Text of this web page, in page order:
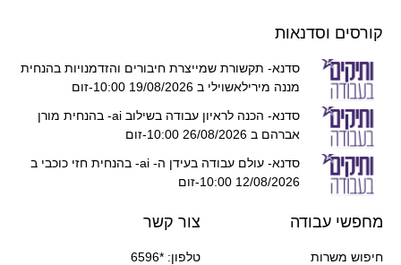
קורסים וסדנאות
סדנא- תקשורת שמייצרת חיבורים והזדמנויות בהנחית
מננה מירילאשוילי ב 19/08/2026 10:00-זום
סדנא- הכנה לראיון עבודה בשילוב ai- בהנחית מורן
אברהם ב 26/08/2026 10:00-זום
סדנא- עולם עבודה בעידן ה- ai- בהנחית חזי כוכבי ב
12/08/2026 10:00-זום
מחפשי עבודה
חיפוש משרות
צור קשר
טלפון: *6596